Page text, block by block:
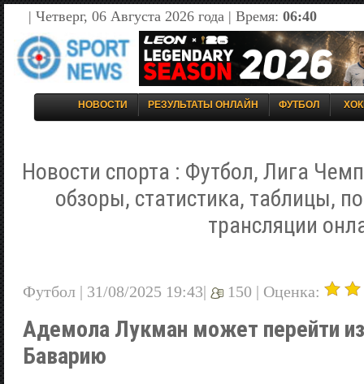
| Четверг, 06 Августа 2026 года | Время: 06:40
НОВОСТИ РЕЗУЛЬТАТЫ ОНЛАЙН ФУТБОЛ
Новости спорта : Футбол, Лига
обзоры, статистика, таблицы,
трансляции
Футбол | 31/08/2025 19:43| 150 | Оценка:
Адемола Лукман может перейти
Баварию